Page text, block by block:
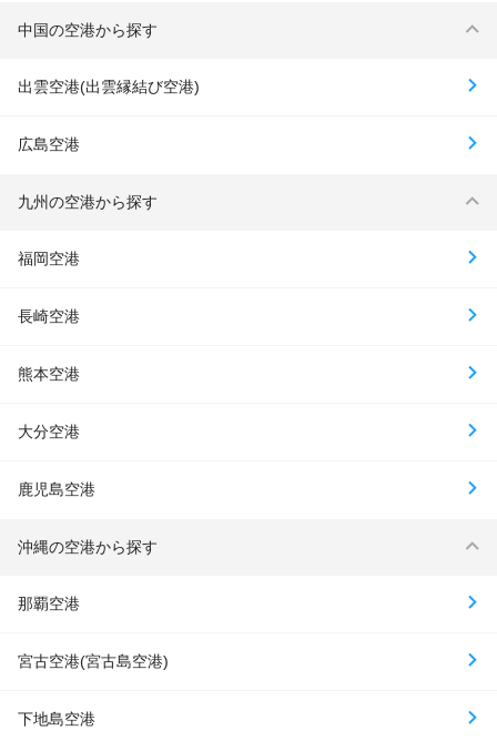
中国の空港から探す
出雲空港(出雲縁結び空港)
広島空港
九州の空港から探す
福岡空港
長崎空港
熊本空港
大分空港
鹿児島空港
沖縄の空港から探す
那覇空港
宮古空港(宮古島空港)
下地島空港